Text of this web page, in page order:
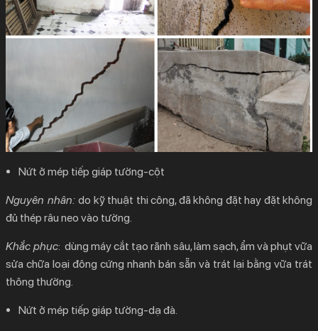
Nứt ở mép tiếp giáp tường-cột
Nguyên nhân: do kỹ thuật thi công, đã không đặt hay đặt không
đủ thép râu neo vào tường.
Khắc phục: dùng máy cắt tạo rãnh sâu, làm sạch, ẩm và phụt vữa
sửa chữa loại đông cứng nhanh bán sẵn và trát lại bằng vữa trát
thông thường.
Nứt ở mép tiếp giáp tường-dạ đà.